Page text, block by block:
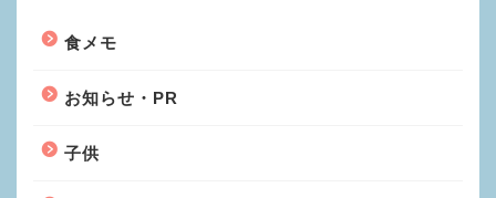
食メモ
お知らせ・PR
子供